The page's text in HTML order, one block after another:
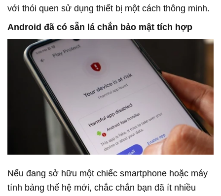
với thói quen sử dụng thiết bị một cách thông minh.
Android đã có sẵn lá chắn bảo mật tích hợp
Nếu đang sở hữu một chiếc smartphone hoặc máy
tính bảng thế hệ mới, chắc chắn bạn đã ít nhiều